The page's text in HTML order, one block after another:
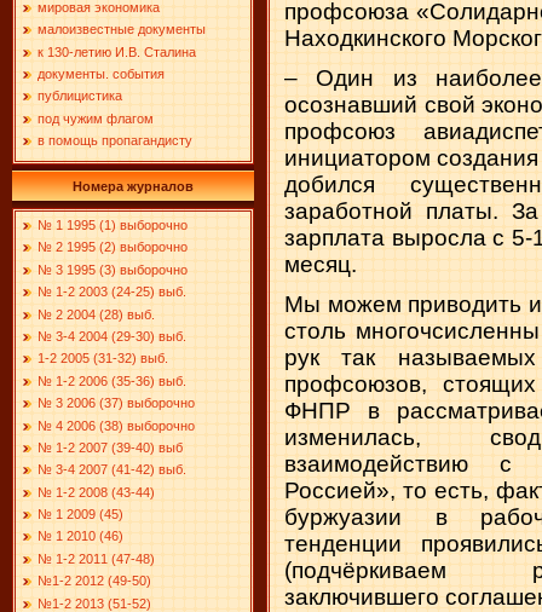
мировая экономика
малоизвестные документы
к 130-летию И.В. Сталина
документы. события
публицистика
под чужим флагом
в помощь пропагандисту
Номера журналов
№ 1 1995 (1) выборочно
№ 2 1995 (2) выборочно
№ 3 1995 (3) выборочно
№ 1-2 2003 (24-25) выб.
№ 2 2004 (28) выб.
№ 3-4 2004 (29-30) выб.
1-2 2005 (31-32) выб.
№ 1-2 2006 (35-36) выб.
№ 3 2006 (37) выборочно
№ 4 2006 (38) выборочно
№ 1-2 2007 (39-40) выб
№ 3-4 2007 (41-42) выб.
№ 1-2 2008 (43-44)
№ 1 2009 (45)
№ 1 2010 (46)
№ 1-2 2011 (47-48)
№1-2 2012 (49-50)
№1-2 2013 (51-52)
профсоюза
Находкинского
– Один из
осознавший свой
профсоюз
инициатором
добился
заработной платы.
зарплата выросла с
месяц.
Мы можем приводить
столь
рук так
профсоюзов,
ФНПР в
изменилась,
взаимодействию с
Россией», то есть,
буржуазии в
тенденции
(подчёркиваем
заключившего